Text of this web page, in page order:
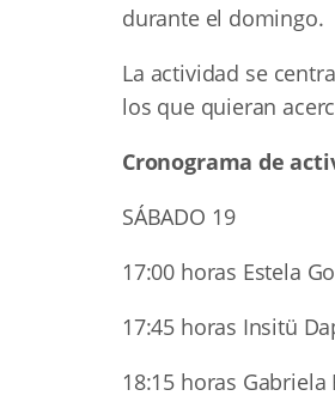
durante el domingo.
La actividad se
los que quieran
Cronograma de
SÁBADO 19
17:00 horas Estela
17:45 horas Insitü
18:15 horas